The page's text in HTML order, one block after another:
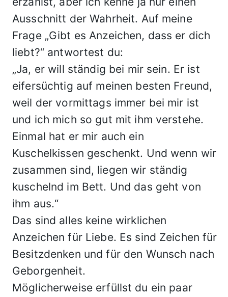
Ausschnitt der Wahrheit. Auf meine
Frage „Gibt es Anzeichen, dass er dich
liebt?“ antwortest du:
„Ja, er will ständig bei mir sein. Er ist
eifersüchtig auf meinen besten Freund,
weil der vormittags immer bei mir ist
und ich mich so gut mit ihm verstehe.
Einmal hat er mir auch ein
Kuschelkissen geschenkt. Und wenn wir
zusammen sind, liegen wir ständig
kuschelnd im Bett. Und das geht von
ihm aus.“
Das sind alles keine wirklichen
Anzeichen für Liebe. Es sind Zeichen für
Besitzdenken und für den Wunsch nach
Geborgenheit.
Möglicherweise erfüllst du ein paar